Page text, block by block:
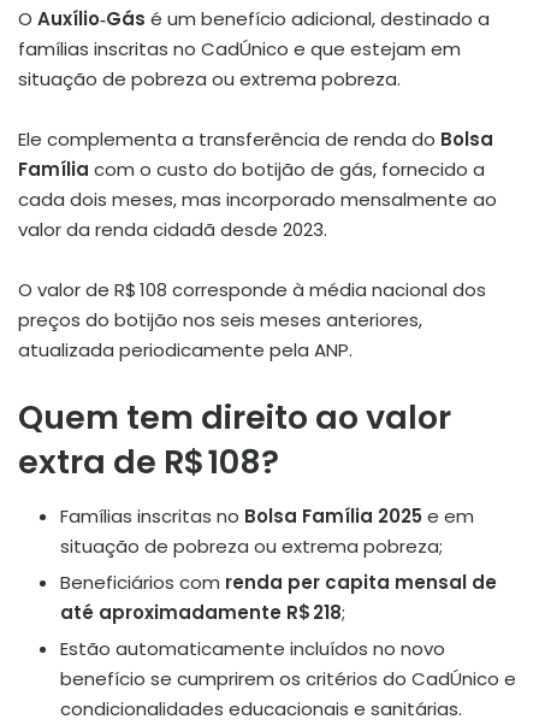
O Auxílio‑Gás é um benefício adicional, destinado a
famílias inscritas no CadÚnico e que estejam em
situação de pobreza ou extrema pobreza.
Ele complementa a transferência de renda do Bolsa
Família com o custo do botijão de gás, fornecido a
cada dois meses, mas incorporado mensalmente ao
valor da renda cidadã desde 2023.
O valor de R$ 108 corresponde à média nacional dos
preços do botijão nos seis meses anteriores,
atualizada periodicamente pela ANP.
Quem tem direito ao valor
extra de R$ 108?
Famílias inscritas no Bolsa Família 2025 e em
situação de pobreza ou extrema pobreza;
Beneficiários com renda per capita mensal de
até aproximadamente R$ 218;
Estão automaticamente incluídos no novo
benefício se cumprirem os critérios do CadÚnico e
condicionalidades educacionais e sanitárias.